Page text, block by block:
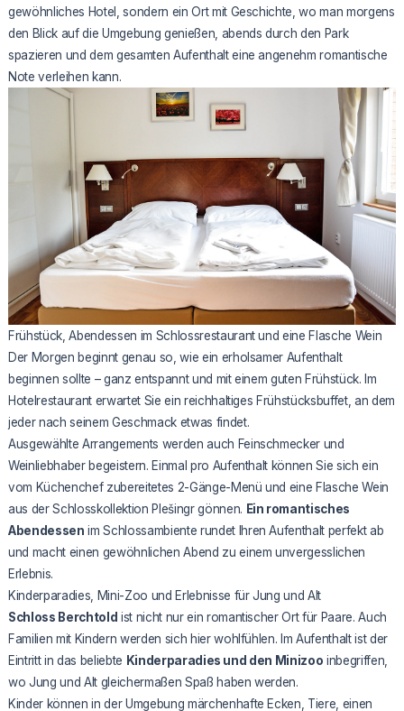
gewöhnliches Hotel, sondern ein Ort mit Geschichte, wo man morgens
den Blick auf die Umgebung genießen, abends durch den Park
spazieren und dem gesamten Aufenthalt eine angenehm romantische
Note verleihen kann.
Frühstück, Abendessen im Schlossrestaurant und eine Flasche Wein
Der Morgen beginnt genau so, wie ein erholsamer Aufenthalt
beginnen sollte – ganz entspannt und mit einem guten Frühstück. Im
Hotelrestaurant erwartet Sie ein reichhaltiges Frühstücksbuffet, an dem
jeder nach seinem Geschmack etwas findet.
Ausgewählte Arrangements werden auch Feinschmecker und
Weinliebhaber begeistern. Einmal pro Aufenthalt können Sie sich ein
vom Küchenchef zubereitetes 2-Gänge-Menü und eine Flasche Wein
aus der Schlosskollektion Plešingr gönnen. Ein romantisches
Abendessen im Schlossambiente rundet Ihren Aufenthalt perfekt ab
und macht einen gewöhnlichen Abend zu einem unvergesslichen
Erlebnis.
Kinderparadies, Mini-Zoo und Erlebnisse für Jung und Alt
Schloss Berchtold ist nicht nur ein romantischer Ort für Paare. Auch
Familien mit Kindern werden sich hier wohlfühlen. Im Aufenthalt ist der
Eintritt in das beliebte Kinderparadies und den Minizoo inbegriffen,
wo Jung und Alt gleichermaßen Spaß haben werden.
Kinder können in der Umgebung märchenhafte Ecken, Tiere, einen